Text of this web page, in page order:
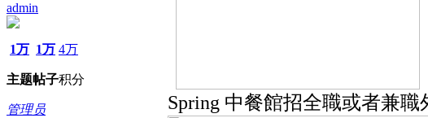
admin
1万
主题
1万
帖子
4万
积分
管理员 Spring 中餐館招全職或者兼